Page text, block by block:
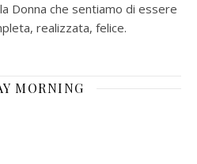
Donna che sentiamo di essere
realizzata, felice.
MORNING